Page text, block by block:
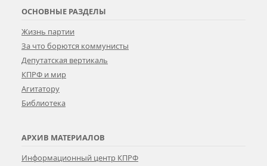
ОСНОВНЫЕ РАЗДЕЛЫ
Жизнь партии
За что борются коммунисты
Депутатская вертикаль
КПРФ и мир
Агитатору
Библиотека
АРХИВ МАТЕРИАЛОВ
Информационный центр КПРФ